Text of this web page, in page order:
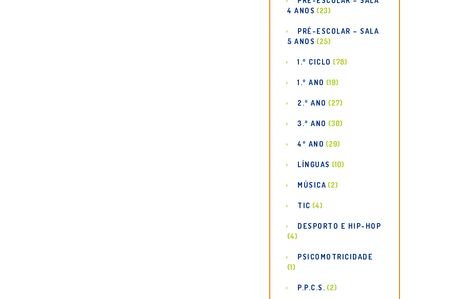
4 ANOS (23)
PRÉ-ESCOLAR – SALA
5 ANOS (25)
1.º CICLO (78)
1.º ANO (19)
2.º ANO (27)
3.º ANO (30)
4º ANO (29)
LÍNGUAS (10)
MÚSICA (2)
TIC (4)
DESPORTO E HIP-HOP
(4)
PSICOMOTRICIDADE
(1)
P.P.C.S. (2)